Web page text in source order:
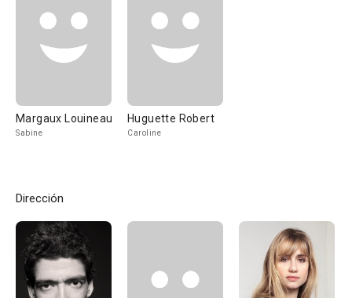
Margaux Louineau
Sabine
Huguette Robert
Caroline
Dirección